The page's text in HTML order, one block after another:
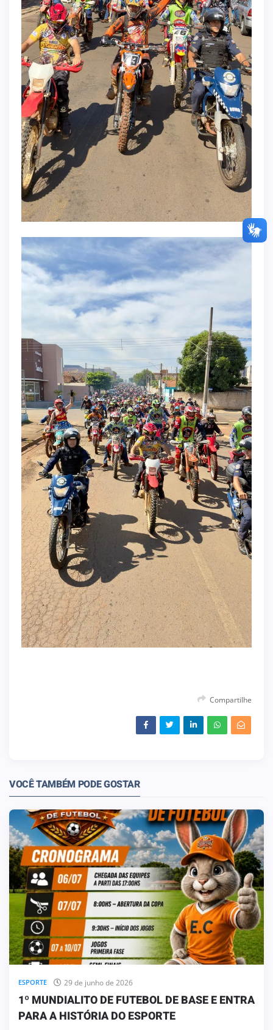
Compartilhe
VOCÊ TAMBÉM PODE GOSTAR
ESPORTE 29 de junho de 2026
1º MUNDIALITO DE FUTEBOL DE BASE E ENTRA
PARA A HISTÓRIA DO ESPORTE